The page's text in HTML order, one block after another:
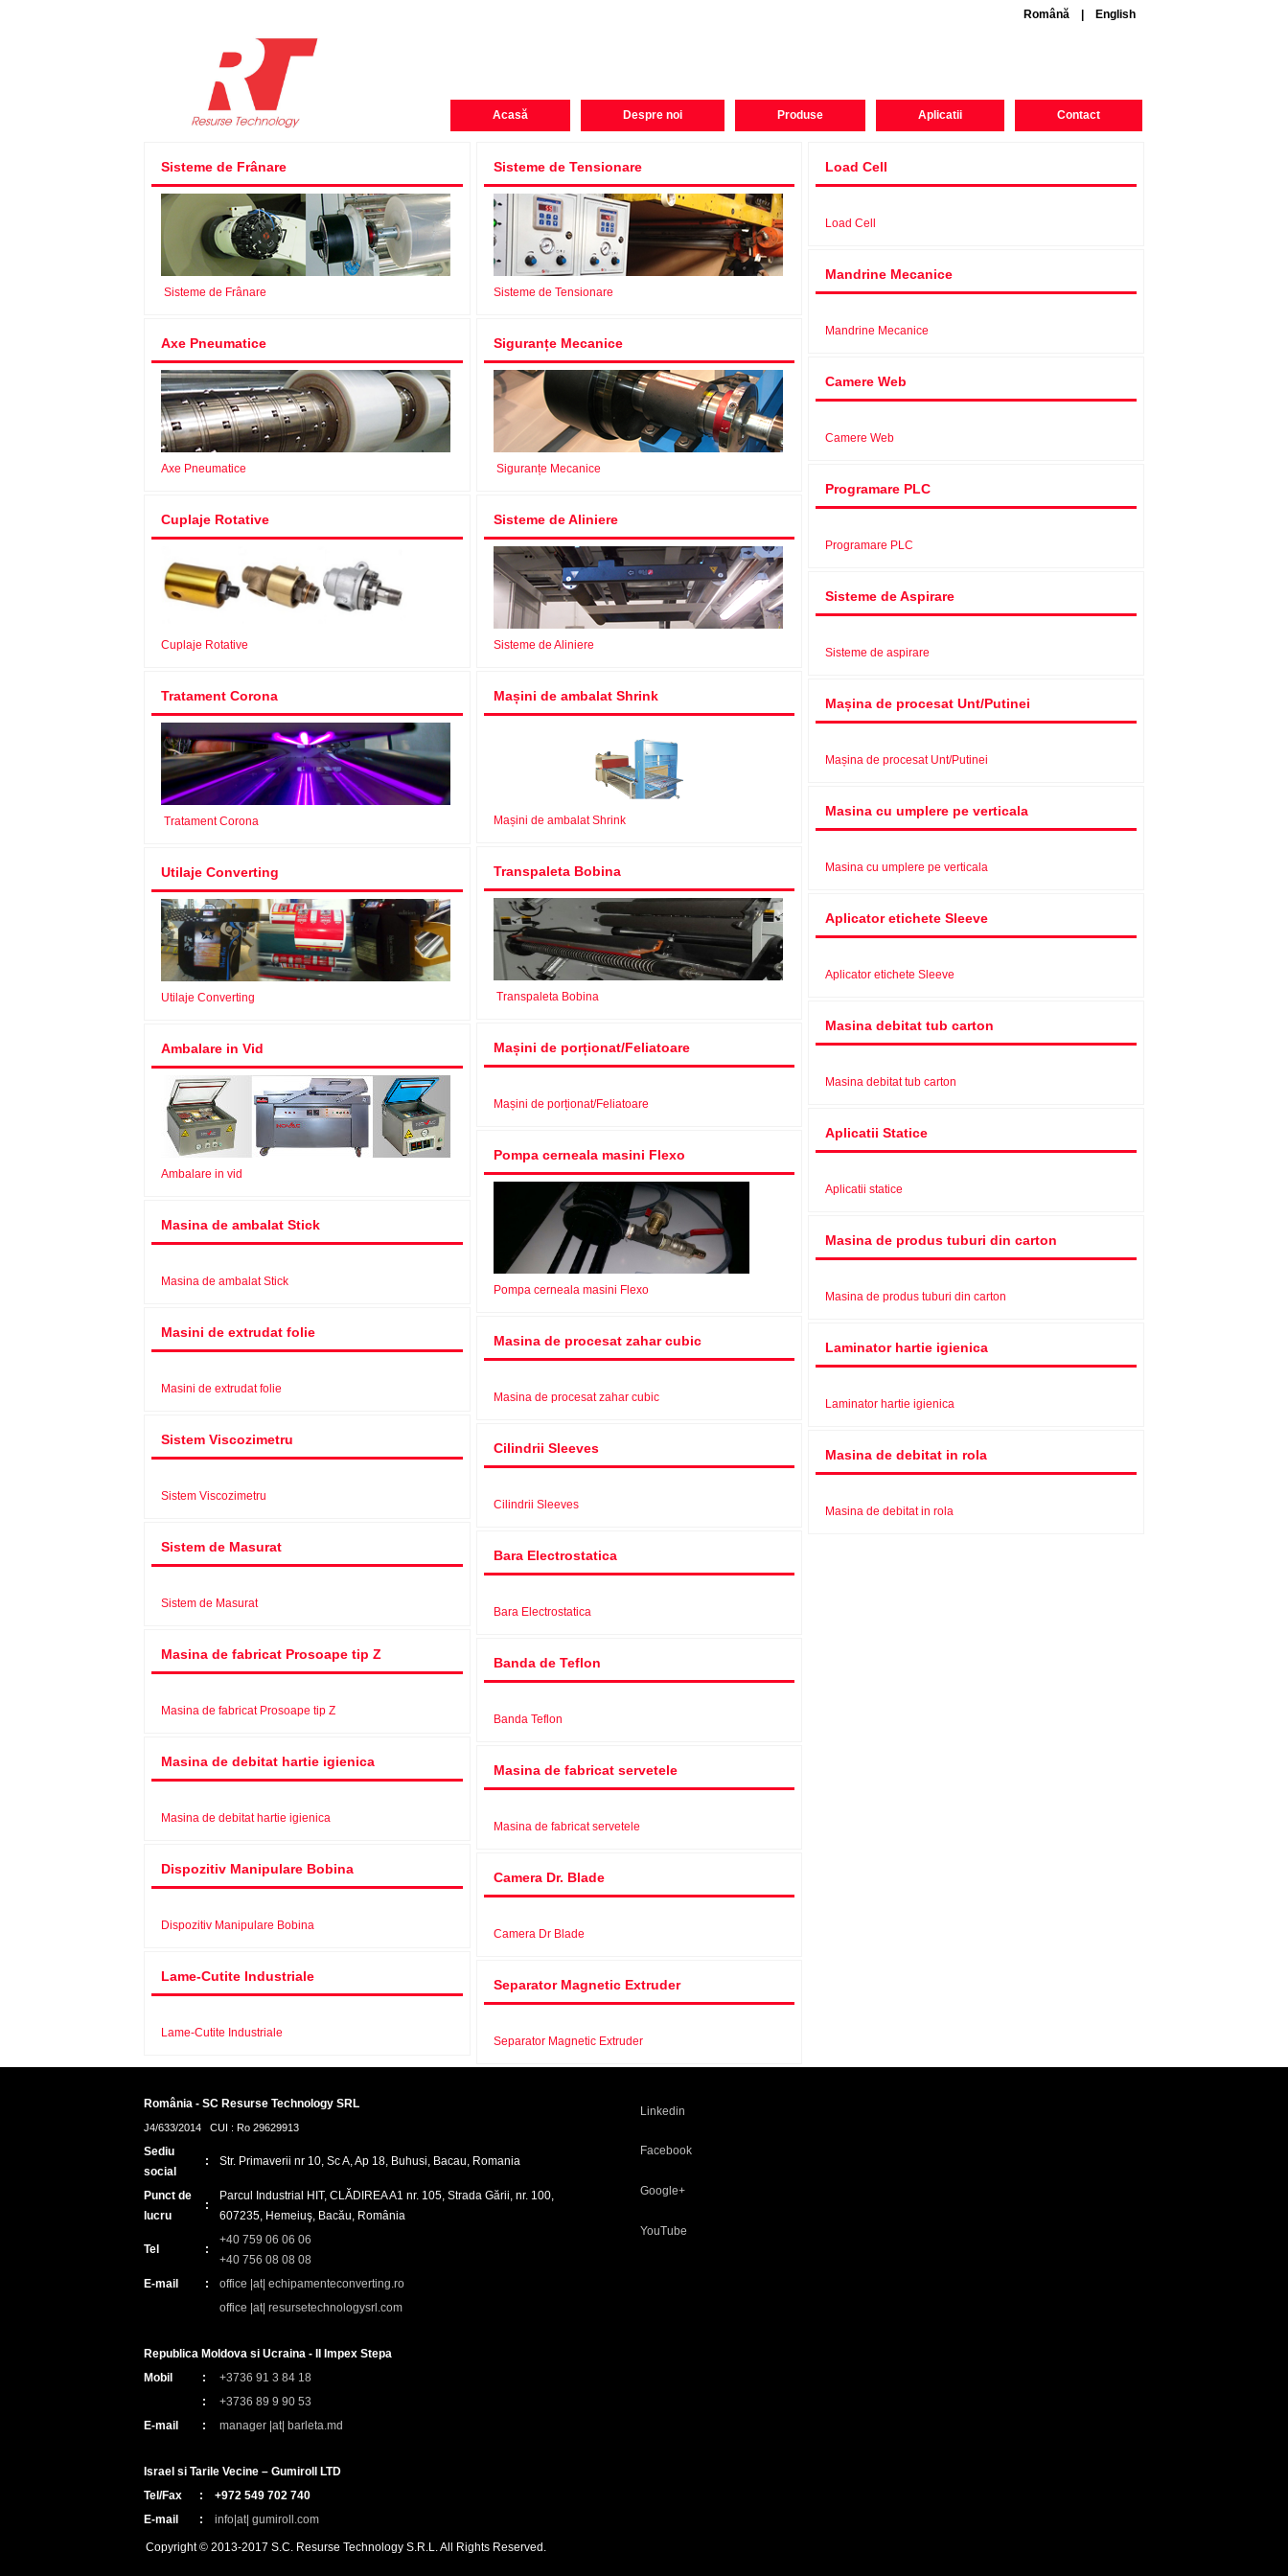
Română | English
Acasă Despre noi Produse Aplicatii Contact
Sisteme de Frânare
Sisteme de Frânare
Axe Pneumatice
Axe Pneumatice
Cuplaje Rotative
Cuplaje Rotative
Tratament Corona
Tratament Corona
Utilaje Converting
Utilaje Converting
Ambalare in Vid
Ambalare in vid
Masina de ambalat Stick
Masina de ambalat Stick
Masini de extrudat folie
Masini de extrudat folie
Sistem Viscozimetru
Sistem Viscozimetru
Sistem de Masurat
Sistem de Masurat
Masina de fabricat Prosoape tip Z
Masina de fabricat Prosoape tip Z
Masina de debitat hartie igienica
Masina de debitat hartie igienica
Dispozitiv Manipulare Bobina
Dispozitiv Manipulare Bobina
Lame-Cutite Industriale
Lame-Cutite Industriale
Sisteme de Tensionare
Sisteme de Tensionare
Siguranțe Mecanice
Siguranțe Mecanice
Sisteme de Aliniere
Sisteme de Aliniere
Mașini de ambalat Shrink
Mașini de ambalat Shrink
Transpaleta Bobina
Transpaleta Bobina
Mașini de porționat/Feliatoare
Mașini de porționat/Feliatoare
Pompa cerneala masini Flexo
Pompa cerneala masini Flexo
Masina de procesat zahar cubic
Masina de procesat zahar cubic
Cilindrii Sleeves
Cilindrii Sleeves
Bara Electrostatica
Bara Electrostatica
Banda de Teflon
Banda Teflon
Masina de fabricat servetele
Masina de fabricat servetele
Camera Dr. Blade
Camera Dr Blade
Separator Magnetic Extruder
Separator Magnetic Extruder
Load Cell
Load Cell
Mandrine Mecanice
Mandrine Mecanice
Camere Web
Camere Web
Programare PLC
Programare PLC
Sisteme de Aspirare
Sisteme de aspirare
Mașina de procesat Unt/Putinei
Mașina de procesat Unt/Putinei
Masina cu umplere pe verticala
Masina cu umplere pe verticala
Aplicator etichete Sleeve
Aplicator etichete Sleeve
Masina debitat tub carton
Masina debitat tub carton
Aplicatii Statice
Aplicatii statice
Masina de produs tuburi din carton
Masina de produs tuburi din carton
Laminator hartie igienica
Laminator hartie igienica
Masina de debitat in rola
Masina de debitat in rola
România - SC Resurse Technology SRL
J4/633/2014 CUI : Ro 29629913
Sediu
social
: Str. Primaverii nr 10, Sc A, Ap 18, Buhusi, Bacau, Romania
Punct de
lucru
:
Parcul Industrial HIT, CLĂDIREA A1 nr. 105, Strada Gării, nr. 100,
607235, Hemeiuş, Bacău, România
Tel :
+40 759 06 06 06
+40 756 08 08 08
E-mail
:
office |at| echipamenteconverting.ro
office |at| resursetechnologysrl.com
Republica Moldova si Ucraina - II Impex Stepa
Mobil
:
+3736 91 3 84 18
:
+3736 89 9 90 53
E-mail
: manager |at| barleta.md
Israel si Tarile Vecine – Gumiroll LTD
Tel/Fax
:
+972 549 702 740
E-mail
: info|at| gumiroll.com
Linkedin
Facebook
Google+
YouTube
Copyright © 2013-2017 S.C. Resurse Technology S.R.L. All Rights Reserved.